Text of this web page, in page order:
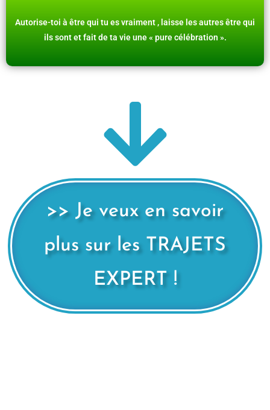
Autorise-toi à être qui tu es vraiment , laisse les autres être qui
ils sont et fait de ta vie une « pure célébration ».
>> Je veux en savoir
plus sur les TRAJETS
EXPERT !